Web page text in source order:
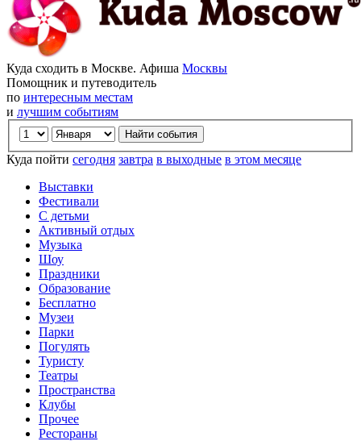
Куда сходить в Москве. Афиша Москвы
Помощник и путеводитель
по интересным местам
и лучшим событиям
Куда пойти сегодня завтра в выходные в этом месяце
Выставки
Фестивали
С детьми
Активный отдых
Музыка
Шоу
Праздники
Образование
Бесплатно
Музеи
Парки
Погулять
Туристу
Театры
Пространства
Клубы
Прочее
Рестораны